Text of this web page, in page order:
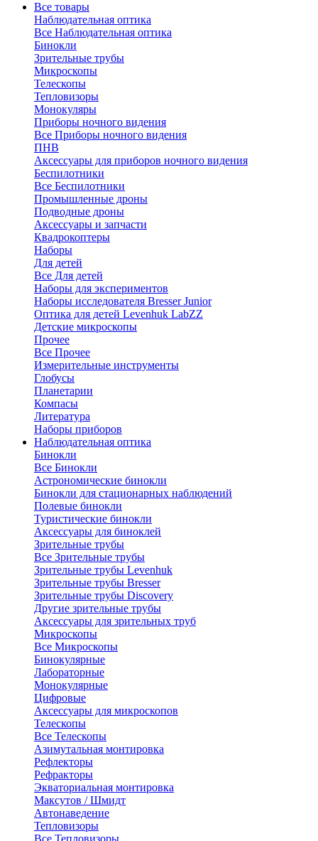
Все товары
Наблюдательная оптика
Все Наблюдательная оптика
Бинокли
Зрительные трубы
Микроскопы
Телескопы
Тепловизоры
Монокуляры
Приборы ночного видения
Все Приборы ночного видения
ПНВ
Аксессуары для приборов ночного видения
Беспилотники
Все Беспилотники
Промышленные дроны
Подводные дроны
Аксессуары и запчасти
Квадрокоптеры
Наборы
Для детей
Все Для детей
Наборы для экспериментов
Наборы исследователя Bresser Junior
Оптика для детей Levenhuk LabZZ
Детские микроскопы
Прочее
Все Прочее
Измерительные инструменты
Глобусы
Планетарии
Компасы
Литература
Наборы приборов
Наблюдательная оптика
Бинокли
Все Бинокли
Астрономические бинокли
Бинокли для стационарных наблюдений
Полевые бинокли
Туристические бинокли
Аксессуары для биноклей
Зрительные трубы
Все Зрительные трубы
Зрительные трубы Levenhuk
Зрительные трубы Bresser
Зрительные трубы Discovery
Другие зрительные трубы
Аксессуары для зрительных труб
Микроскопы
Все Микроскопы
Бинокулярные
Лабораторные
Монокулярные
Цифровые
Аксессуары для микроскопов
Телескопы
Все Телескопы
Азимутальная монтировка
Рефлекторы
Рефракторы
Экваториальная монтировка
Максутов / Шмидт
Автонаведение
Тепловизоры
Все Тепловизоры